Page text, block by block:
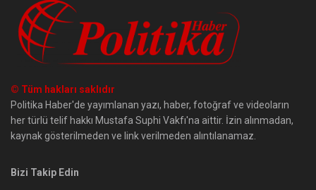
© Tüm hakları saklıdır
Politika Haber'de yayımlanan yazı, haber, fotoğraf ve videoların
her türlü telif hakkı Mustafa Suphi Vakfı'na aittir. İzin alınmadan,
kaynak gösterilmeden ve link verilmeden alıntılanamaz.
Bizi Takip Edin